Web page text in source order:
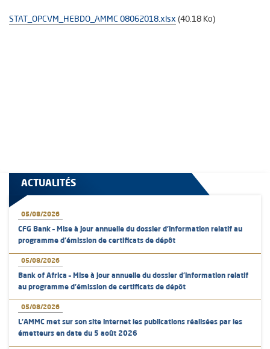
STAT_OPCVM_HEBDO_AMMC 08062018.xlsx (40.18 Ko)
ACTUALITÉS
05/08/2026
CFG Bank – Mise à jour annuelle du dossier d’information relatif au
programme d'émission de certificats de dépôt
05/08/2026
Bank of Africa – Mise à jour annuelle du dossier d’information relatif
au programme d'émission de certificats de dépôt
05/08/2026
L’AMMC met sur son site internet les publications réalisées par les
émetteurs en date du 5 août 2026